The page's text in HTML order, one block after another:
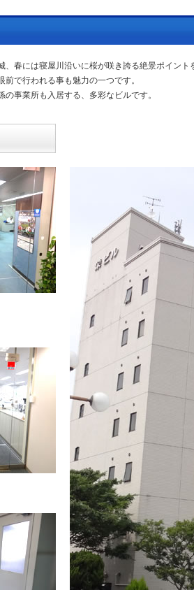
、春には寝屋川沿いに桜が咲き誇る絶景ポイント
前で行われる事も魅力の一つです。
の事業所も入居する、多彩なビルです。